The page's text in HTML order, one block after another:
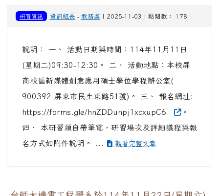
研習資訊 資訊組長 - 教務處 | 2025-11-03 | 點閱數： 178
說明： 一、 活動日期與時間：114年11月11日
(星期二)09:30-12:30。 二、 活動地點：本校屏
商校區新媒體創意應用碩士學位學程辦公室(
900392 屏東市民生東路51號)。 三、 報名網址:
https://forms.gle/hnZDDunpj1xcxupC6
。
四、 本研習須自帶筆電，研習場次及詳細議程與報
名方式如附件說明。 ...
觀看完整文章